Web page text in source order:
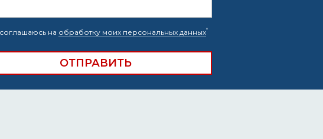
на обработку моих персональных данных*